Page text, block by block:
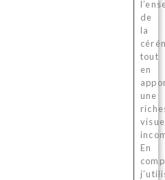
de
la
tout
en
une
En